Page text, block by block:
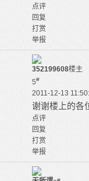
点评
回复
打赏
举报
352199608楼主
5#
2011-12-13
谢谢楼上的各
点评
回复
打赏
举报